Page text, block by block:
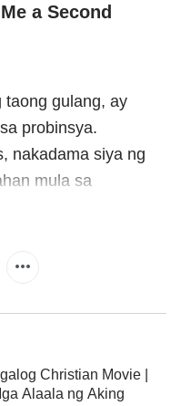
a Second
taong gulang, ay
probinsya.
nakadama siya ng
mula sa
at pagkanta ng
sa pananalig para
Gayunpaman,
Inaresto siya
ng Tsina,
ng mga pulis sa
Christian Movie |
Alaala ng Aking